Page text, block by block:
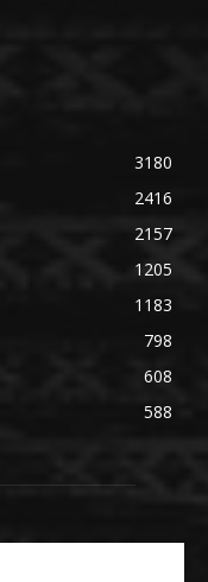
3180
2416
2157
1205
1183
798
608
588